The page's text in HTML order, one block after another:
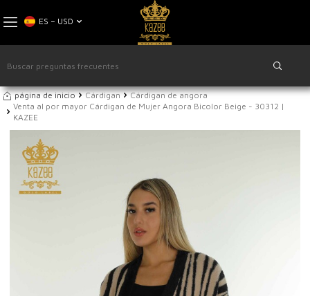
ES − USD
página de inicio Cárdigan
Cárdigan de angora
Venta al por mayor Cárdigan de Mujer Angora Bicolor Beige - 30312 |
KAZEE